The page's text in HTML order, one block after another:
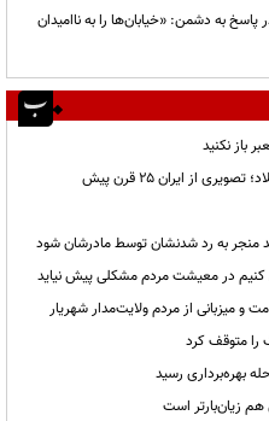
به دشمن: «خیابان‌ها را به ناامیدان
باز نکنید
منجر به رد شدنشان توسط مادرشان شود
کنیم در معیشت مردم مشکلی پیش نیاید
را متوقف کرد
هم زیان‌بارتر است